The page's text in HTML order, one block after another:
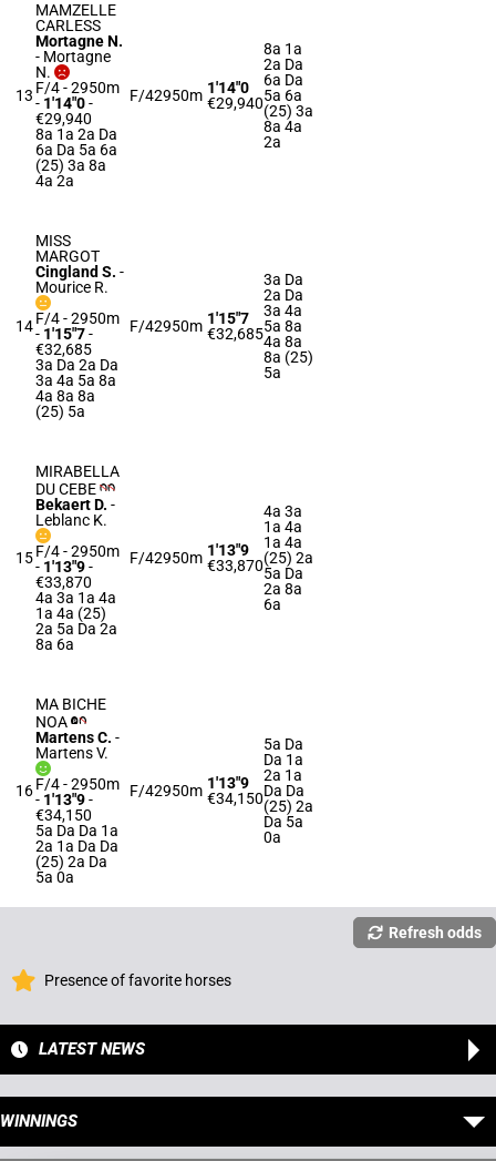
13
MAMZELLE
CARLESS
Mortagne N.
- Mortagne
N.
F/4 - 2950m
- 1'14"0-
€29,940
8a 1a 2a Da
6a Da 5a 6a
(25) 3a 8a
4a 2a
F/42950m 1'14"0
€29,940
8a 1a
2a Da
6a Da
5a 6a
(25) 3a
8a 4a
2a
14
MISS
MARGOT
Cingland S. -
Mourice R.
F/4 - 2950m
- 1'15"7-
€32,685
3a Da 2a Da
3a 4a 5a 8a
4a 8a 8a
(25) 5a
F/42950m 1'15"7
€32,685
3a Da
2a Da
3a 4a
5a 8a
4a 8a
8a (25)
5a
15
MIRABELLA
DU CEBE
Bekaert D. -
Leblanc K.
F/4 - 2950m
- 1'13"9-
€33,870
4a 3a 1a 4a
1a 4a (25)
2a 5a Da 2a
8a 6a
F/42950m 1'13"9
€33,870
4a 3a
1a 4a
1a 4a
(25) 2a
5a Da
2a 8a
6a
16
MA BICHE
NOA
Martens C. -
Martens V.
F/4 - 2950m
- 1'13"9-
€34,150
5a Da Da 1a
2a 1a Da Da
(25) 2a Da
5a 0a
F/42950m 1'13"9
€34,150
5a Da
Da 1a
2a 1a
Da Da
(25) 2a
Da 5a
0a
Refresh odds
Presence of favorite horses
LATEST NEWS
WINNINGS